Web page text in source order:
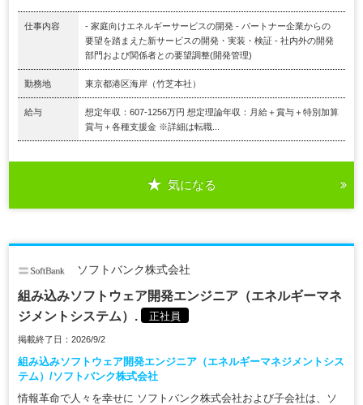
仕事内容
- 家庭向けエネルギーサービスの開発 - パートナー企業からの
要望を踏まえた新サービスの開発・実装・検証 - 社内外の開発
部門および関係者との要望調整(開発管理)
勤務地 東京都港区海岸（竹芝本社）
給与
想定年収：607-1256万円 想定理論年収：月給＋賞与＋特別加算
賞与＋各種支援金 ※詳細は転職...
気になる
ソフトバンク株式会社
組み込みソフトウェア開発エンジニア（エネルギーマネ
ジメントシステム）.
正社員
掲載終了日：2026/9/2
組み込みソフトウェア開発エンジニア（エネルギーマネジメントシス
テム）/ソフトバンク株式会社
情報革命で人々を幸せに ソフトバンク株式会社および子会社は、ソ